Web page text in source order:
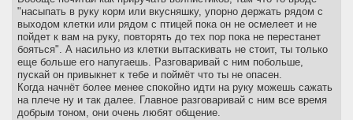
"насыпать в руку корм или вкусняшку, упорно держать рядом с
выходом клетки или рядом с птицей пока он не осмелеет и не
пойдет к вам на руку, повторять до тех пор пока не перестанет
бояться". А насильно из клетки вытаскивать не стоит, ты только
еще больше его напугаешь. Разговаривай с ним побольше,
пускай он привыкнет к тебе и поймёт что ты не опасен.
Когда начнёт более менее спокойно идти на руку можешь сажать
на плече ну и так далее. Главное разговаривай с ним все время
добрым тоном, они очень любят общение.